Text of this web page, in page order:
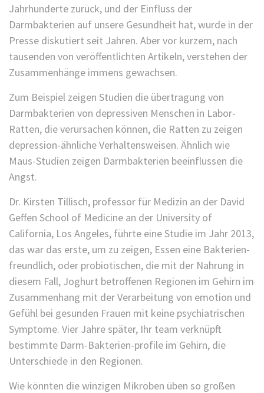
Jahrhunderte zurück, und der Einfluss der
Darmbakterien auf unsere Gesundheit hat, wurde in der
Presse diskutiert seit Jahren. Aber vor kurzem, nach
tausenden von veröffentlichten Artikeln, verstehen der
Zusammenhänge immens gewachsen.
Zum Beispiel zeigen Studien die übertragung von
Darmbakterien von depressiven Menschen in Labor-
Ratten, die verursachen können, die Ratten zu zeigen
depression-ähnliche Verhaltensweisen. Ähnlich wie
Maus-Studien zeigen Darmbakterien beeinflussen die
Angst.
Dr. Kirsten Tillisch, professor für Medizin an der David
Geffen School of Medicine an der University of
California, Los Angeles, führte eine Studie im Jahr 2013,
das war das erste, um zu zeigen, Essen eine Bakterien-
freundlich, oder probiotischen, die mit der Nahrung in
diesem Fall, Joghurt betroffenen Regionen im Gehirn im
Zusammenhang mit der Verarbeitung von emotion und
Gefühl bei gesunden Frauen mit keine psychiatrischen
Symptome. Vier Jahre später, Ihr team verknüpft
bestimmte Darm-Bakterien-profile im Gehirn, die
Unterschiede in den Regionen.
Wie könnten die winzigen Mikroben üben so großen